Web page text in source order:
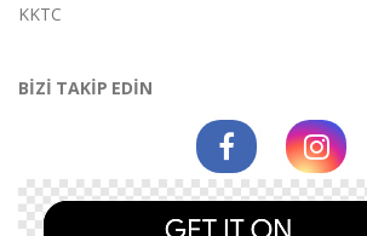
KKTC
BİZİ TAKİP EDİN